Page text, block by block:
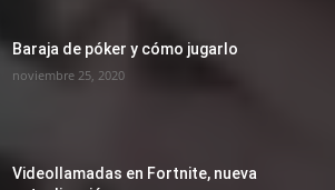
Baraja de póker y cómo jugarlo
noviembre 25, 2020
Videollamadas en Fortnite, nueva